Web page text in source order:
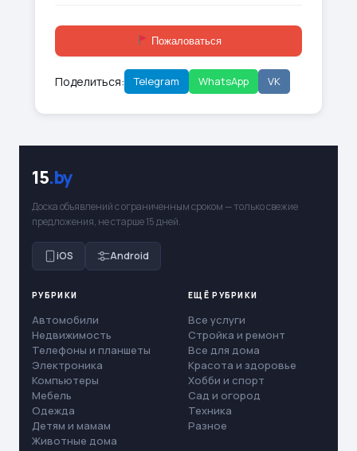
Пожаловаться
Поделиться: Telegram WhatsApp VK
15.by
Доска объявлений с ограниченным сроком — только свежие
предложения, не старше 15 дней.
iOS Android
РУБРИКИ
Автомобили
Недвижимость
Телефоны и планшеты
Электроника
Компьютеры
Мебель
Одежда
Детям и мамам
Животные дома
ЕЩЁ РУБРИКИ
Все услуги
Стройка и ремонт
Все для дома
Красота и здоровье
Хобби и спорт
Сад и огород
Техника
Разное